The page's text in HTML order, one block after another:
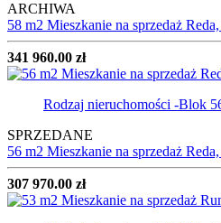
ARCHIWA
58 m2 Mieszkanie na sprzedaż
341 960.00 zł
Rodzaj nieruchomości -Blok
SPRZEDANE
56 m2 Mieszkanie na sprzedaż
307 970.00 zł